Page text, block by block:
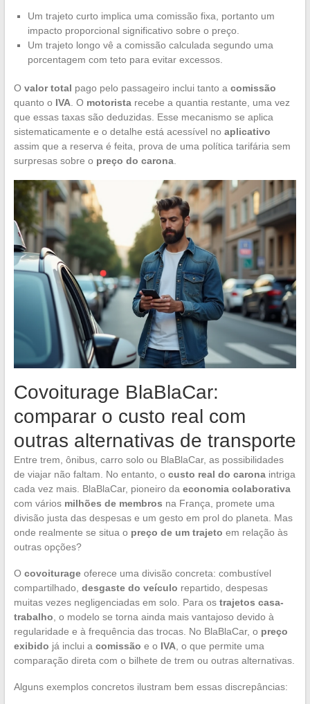
Um trajeto curto implica uma comissão fixa, portanto um
impacto proporcional significativo sobre o preço.
Um trajeto longo vê a comissão calculada segundo uma
porcentagem com teto para evitar excessos.
O valor total pago pelo passageiro inclui tanto a comissão
quanto o IVA. O motoristarecebe a quantia restante, uma vez
que essas taxas são deduzidas. Esse mecanismo se aplica
sistematicamente e o detalhe está acessível no aplicativo
assim que a reserva é feita, prova de uma política tarifária sem
surpresas sobre o preço do carona.
Covoiturage BlaBlaCar:
comparar o custo real com
outras alternativas de transporte
Entre trem, ônibus, carro solo ou BlaBlaCar, as possibilidades
de viajar não faltam. No entanto, o custo real do caronaintriga
cada vez mais. BlaBlaCar, pioneiro da economia colaborativa
com vários milhões de membros na França, promete uma
divisão justa das despesas e um gesto em prol do planeta. Mas
onde realmente se situa o preço de um trajeto em relação às
outras opções?
O covoiturageoferece uma divisão concreta: combustível
compartilhado, desgaste do veículo repartido, despesas
muitas vezes negligenciadas em solo. Para os trajetos casa-
trabalho , o modelo se torna ainda mais vantajoso devido à
regularidade e à frequência das trocas. No BlaBlaCar, o preço
exibido já inclui a comissão e o IVA, o que permite uma
comparação direta com o bilhete de trem ou outras alternativas.
Alguns exemplos concretos ilustram bem essas discrepâncias: